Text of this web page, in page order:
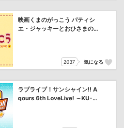
映画くまのがっこう パティシ
エ・ジャッキーとおひさまのス
2037 気になる
ラブライブ！サンシャイン!! A
qours 6th LoveLive! ～KU-R